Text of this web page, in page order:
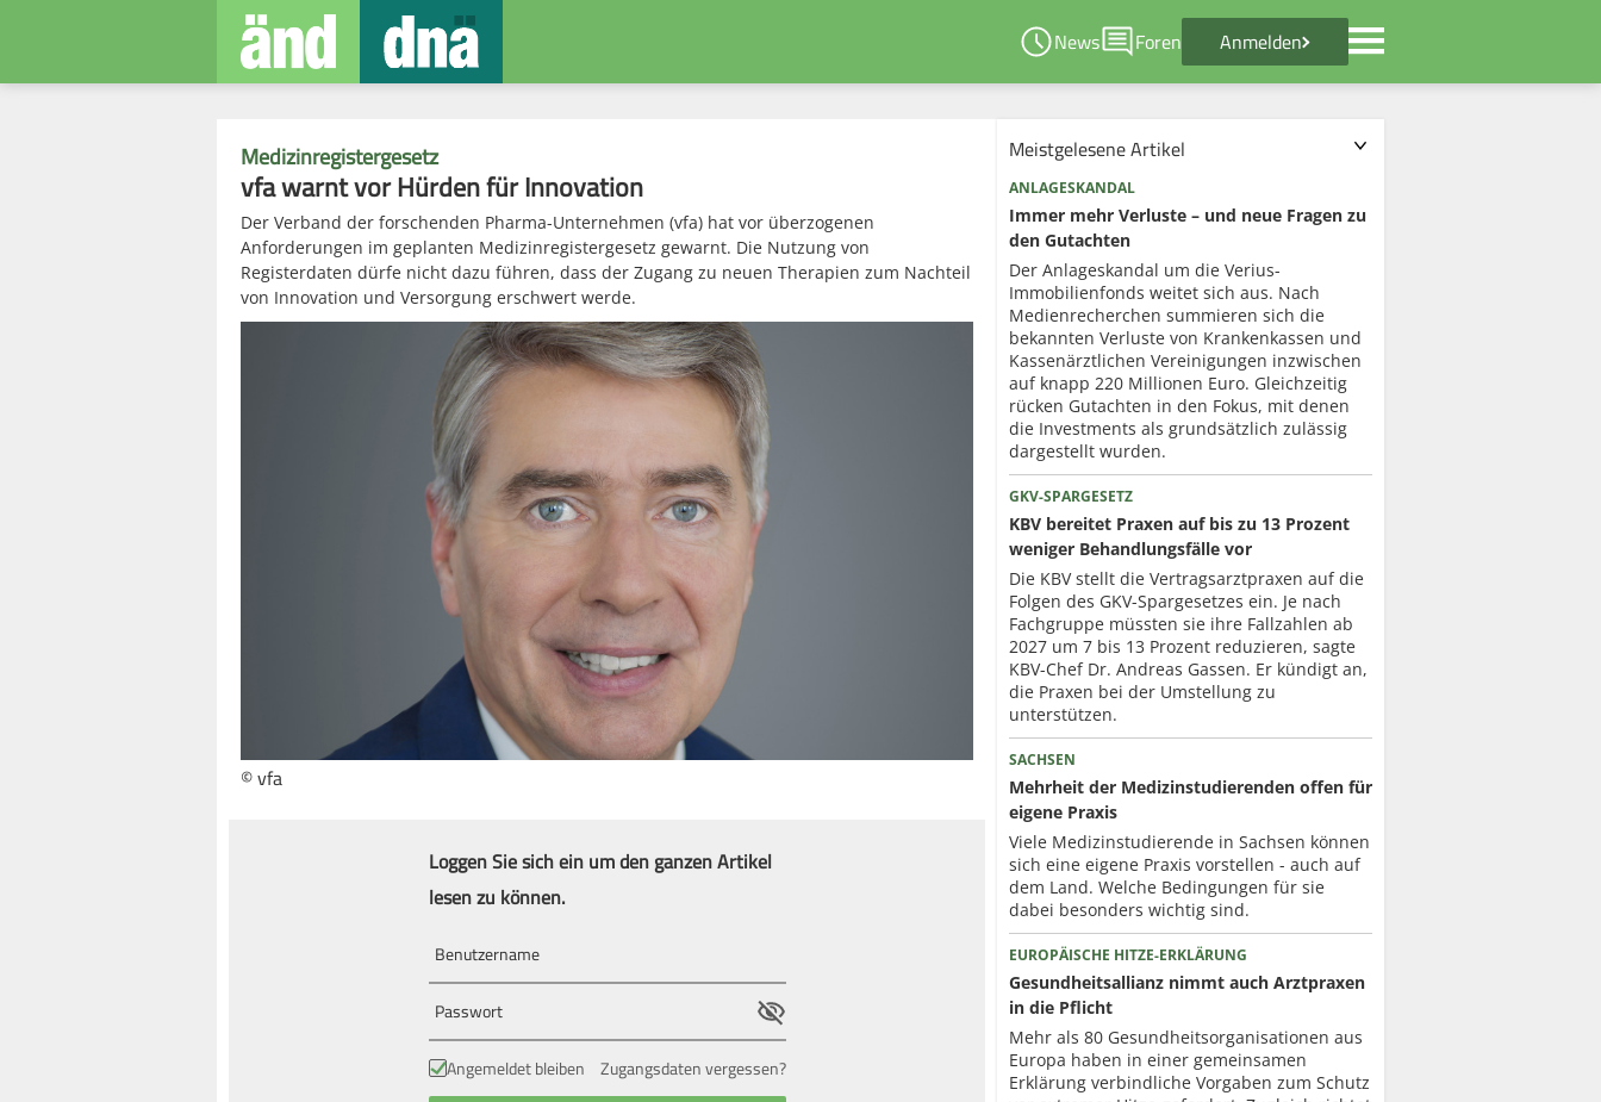
News Foren Anmelden
Medizinregistergesetz
vfa warnt vor Hürden für Innovation
Der Verband der forschenden Pharma-Unternehmen (vfa) hat vor überzogenen
Anforderungen im geplanten Medizinregistergesetz gewarnt. Die Nutzung von
Registerdaten dürfe nicht dazu führen, dass der Zugang zu neuen Therapien zum Nachteil
von Innovation und Versorgung erschwert werde.
© vfa
Loggen Sie sich ein um den ganzen Artikel
lesen zu können.
Angemeldet bleiben Zugangsdaten vergessen?
Meistgelesene Artikel
ANLAGESKANDAL
Immer mehr Verluste – und neue Fragen zu
den Gutachten
Der Anlageskandal um die Verius-
Immobilienfonds weitet sich aus. Nach
Medienrecherchen summieren sich die
bekannten Verluste von Krankenkassen und
Kassenärztlichen Vereinigungen inzwischen
auf knapp 220 Millionen Euro. Gleichzeitig
rücken Gutachten in den Fokus, mit denen
die Investments als grundsätzlich zulässig
dargestellt wurden.
GKV-SPARGESETZ
KBV bereitet Praxen auf bis zu 13 Prozent
weniger Behandlungsfälle vor
Die KBV stellt die Vertragsarztpraxen auf die
Folgen des GKV-Spargesetzes ein. Je nach
Fachgruppe müssten sie ihre Fallzahlen ab
2027 um 7 bis 13 Prozent reduzieren, sagte
KBV-Chef Dr. Andreas Gassen. Er kündigt an,
die Praxen bei der Umstellung zu
unterstützen.
SACHSEN
Mehrheit der Medizinstudierenden offen für
eigene Praxis
Viele Medizinstudierende in Sachsen können
sich eine eigene Praxis vorstellen - auch auf
dem Land. Welche Bedingungen für sie
dabei besonders wichtig sind.
EUROPÄISCHE HITZE-ERKLÄRUNG
Gesundheitsallianz nimmt auch Arztpraxen
in die Pflicht
Mehr als 80 Gesundheits­organisationen aus
Europa haben in einer gemeinsamen
Erklärung verbindliche Vorgaben zum Schutz